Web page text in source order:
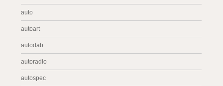
auto
autoart
autodab
autoradio
autospec